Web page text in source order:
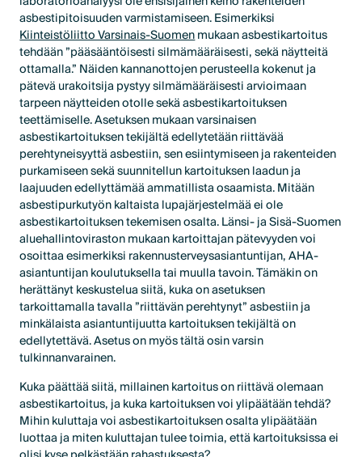
asbestipitoisuuden varmistamiseen. Esimerkiksi
Kiinteistöliitto Varsinais-Suomenmukaan asbestikartoitus
tehdään ”pääsääntöisesti silmämääräisesti, sekä näytteitä
ottamalla.” Näiden kannanottojen perusteella kokenut ja
pätevä urakoitsija pystyy silmämääräisesti arvioimaan
tarpeen näytteiden otolle sekä asbestikartoituksen
teettämiselle. Asetuksen mukaan varsinaisen
asbestikartoituksen tekijältä edellytetään riittävää
perehtyneisyyttä asbestiin, sen esiintymiseen ja rakenteiden
purkamiseen sekä suunnitellun kartoituksen laadun ja
laajuuden edellyttämää ammatillista osaamista. Mitään
asbestipurkutyön kaltaista lupajärjestelmää ei ole
asbestikartoituksen tekemisen osalta. Länsi- ja Sisä-Suomen
aluehallintoviraston mukaan kartoittajan pätevyyden voi
osoittaa esimerkiksi rakennusterveysasiantuntijan, AHA-
asiantuntijan koulutuksella tai muulla tavoin. Tämäkin on
herättänyt keskustelua siitä, kuka on asetuksen
tarkoittamalla tavalla ”riittävän perehtynyt” asbestiin ja
minkälaista asiantuntijuutta kartoituksen tekijältä on
edellytettävä. Asetus on myös tältä osin varsin
tulkinnanvarainen.
Kuka päättää siitä, millainen kartoitus on riittävä olemaan
asbestikartoitus, ja kuka kartoituksen voi ylipäätään tehdä?
Mihin kuluttaja voi asbestikartoituksen osalta ylipäätään
luottaa ja miten kuluttajan tulee toimia, että kartoituksissa ei